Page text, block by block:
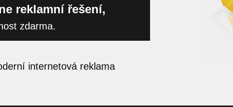
reklamní řešení,
zdarma.
internetová reklama